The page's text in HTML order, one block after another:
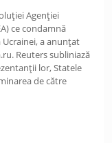
Agenției
ce condamnă
a anunțat
Reuters subliniază
lor, Statele
de către